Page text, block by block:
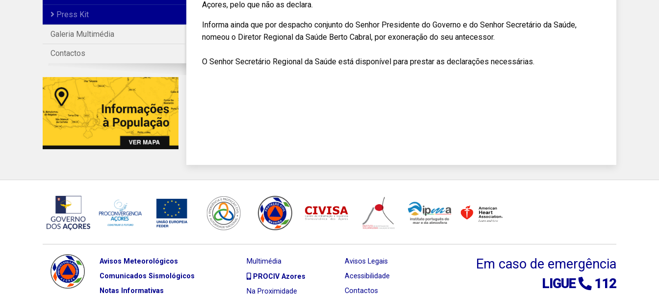
Press Kit
Galeria Multimédia
Contactos
Açores, pelo que não as declara.
Informa ainda que por despacho conjunto do Senhor Presidente do Governo e do Senhor Secretário da Saúde,
nomeou o Diretor Regional da Saúde Berto Cabral, por exoneração do seu antecessor.
O Senhor Secretário Regional da Saúde está disponível para prestar as declarações necessárias.
Avisos Meteorológicos
Comunicados Sismológicos
Notas Informativas
Multimédia
PROCIV Azores
Na Proximidade
Avisos Legais
Acessibilidade
Contactos
Em caso de emergência
LIGUE
112